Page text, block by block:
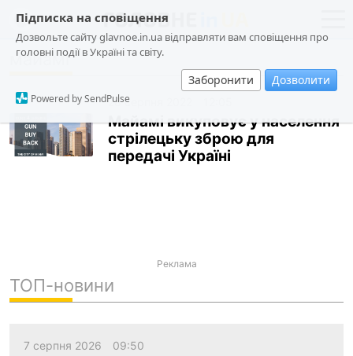
Підписка на сповіщення
Дозвольте сайту glavnoe.in.ua відправляти вам сповіщення про
головні події в Україні та світу.
Заборонити Дозволити
Powered by SendPulse
новини
про проєкт
суспільство
події
майамі
28 серпня 2022
Майамі викуповує у населення
стрілецьку зброю для
передачі Україні
Реклама
ТОП-новини
7 серпня 2026 09:50